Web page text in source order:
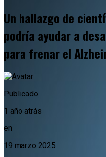
Un hallazgo de
podría ayudar a
para frenar el
Publicado
1 año atrás
en
19 marzo 2025